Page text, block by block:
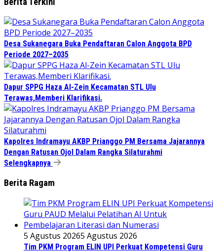
Desa Sukanegara Buka Pendaftaran Calon Anggota BPD
Periode 2027–2035
Dapur SPPG Haza Al-Zein Kecamatan STL Ulu
Terawas,Memberi Klarifikasi.
Kapolres Indramayu AKBP Prianggo PM Bersama Jajarannya
Dengan Ratusan Ojol Dalam Rangka Silaturahmi
Selengkapnya
Berita Ragam
5 Agustus 20265 Agustus 2026
Tim PKM Program ELIN UPI Perkuat Kompetensi Guru